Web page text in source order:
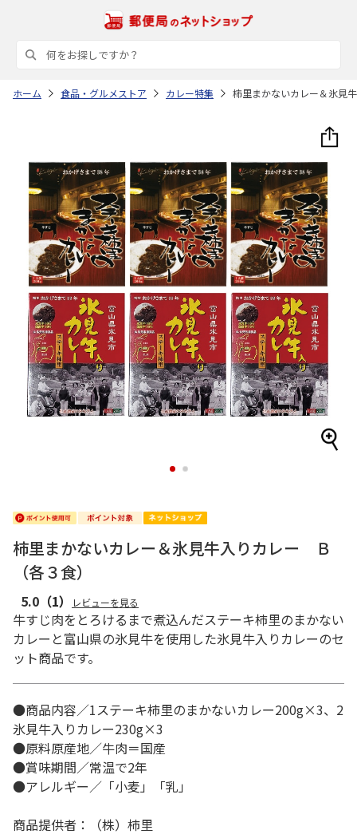
ホーム 食品・グルメストア カレー特集 柿里まかないカレー＆氷見
1 2
柿里まかないカレー＆氷見牛入りカレー Ｂ
（各３食）
5.0 （1） レビューを見る
牛すじ肉をとろけるまで煮込んだステーキ柿里のまかない
カレーと富山県の氷見牛を使用した氷見牛入りカレーのセ
ット商品です。
●商品内容／1ステーキ柿里のまかないカレー200g×3、2
氷見牛入りカレー230g×3
●原料原産地／牛肉＝国産
●賞味期間／常温で2年
●アレルギー／「小麦」「乳」
商品提供者：（株）柿里